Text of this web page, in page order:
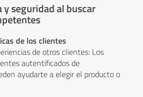
seguridad al buscar
de los clientes
de otros clientes: Los
autentificados de
ayudarte a elegir el producto o